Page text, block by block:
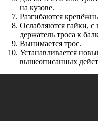
на кузове.
Разгибаются
Ослабляются гайки,
держатель троса к
Вынимается трос.
Устанавливается
вышеописанных